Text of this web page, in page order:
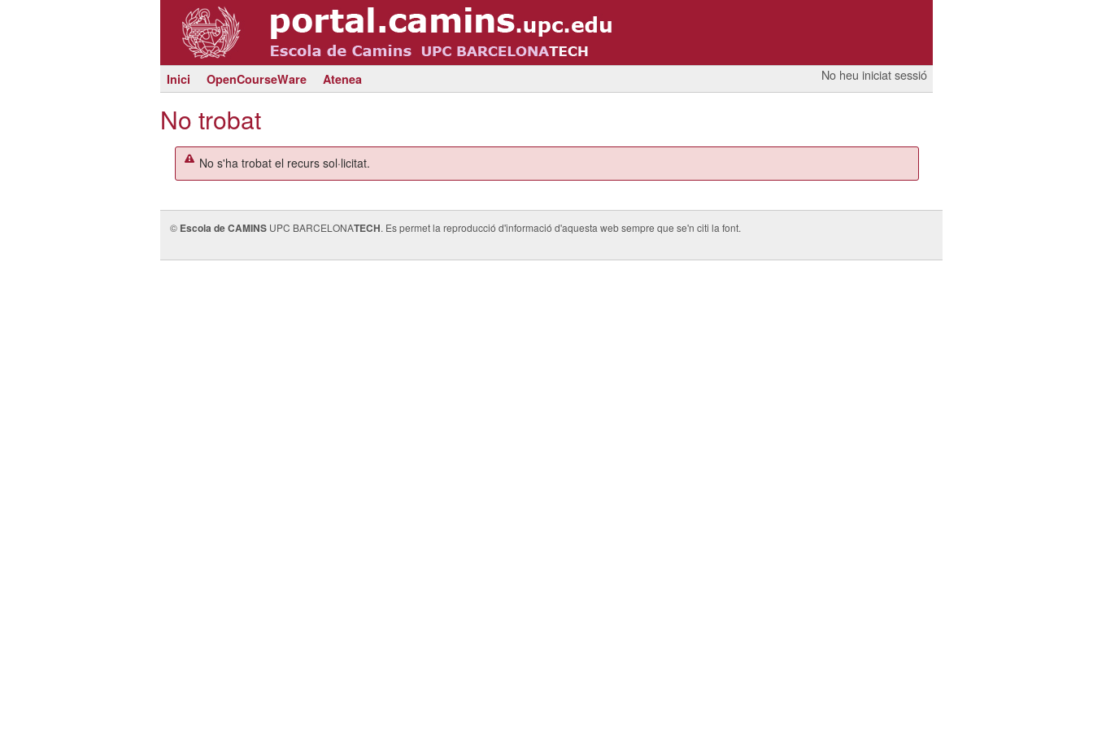
Inici OpenCourseWare Atenea No heu iniciat sessió
No trobat
No s'ha trobat el recurs sol·licitat.
© Escola de CAMINS UPC BARCELONATECH. Es permet la reproducció d'informació d'aquesta web sempre que se'n citi la font.